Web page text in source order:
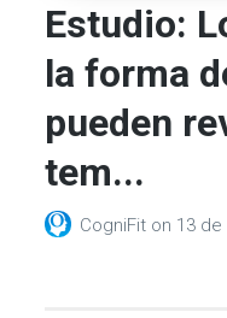
Estudio:
la forma
pueden
tem...
CogniFit on 13